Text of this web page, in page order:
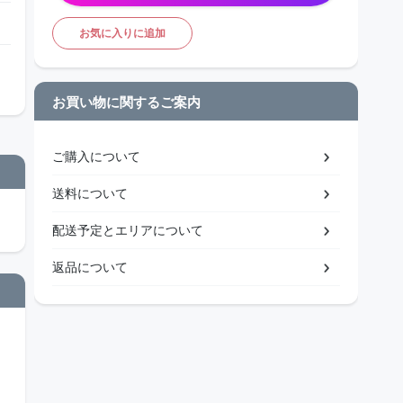
お気に入りに追加
お買い物に関するご案内
ご購入について
送料について
配送予定とエリアについて
返品について